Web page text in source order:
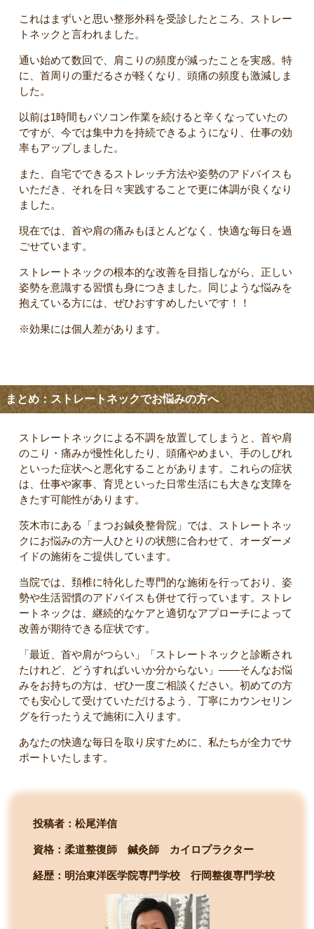
これはまずいと思い整形外科を受診したところ、ストレー
トネックと言われました。
通い始めて数回で、肩こりの頻度が減ったことを実感。特
に、首周りの重だるさが軽くなり、頭痛の頻度も激減しま
した。
以前は1時間もパソコン作業を続けると辛くなっていたの
ですが、今では集中力を持続できるようになり、仕事の効
率もアップしました。
また、自宅でできるストレッチ方法や姿勢のアドバイスも
いただき、それを日々実践することで更に体調が良くなり
ました。
現在では、首や肩の痛みもほとんどなく、快適な毎日を過
ごせています。
ストレートネックの根本的な改善を目指しながら、正しい
姿勢を意識する習慣も身につきました。同じような悩みを
抱えている方には、ぜひおすすめしたいです！！
※効果には個人差があります。
まとめ：ストレートネックでお悩みの方へ
ストレートネックによる不調を放置してしまうと、首や肩
のこり・痛みが慢性化したり、頭痛やめまい、手のしびれ
といった症状へと悪化することがあります。これらの症状
は、仕事や家事、育児といった日常生活にも大きな支障を
きたす可能性があります。
茨木市にある「まつお鍼灸整骨院」では、ストレートネッ
クにお悩みの方一人ひとりの状態に合わせて、オーダーメ
イドの施術をご提供しています。
当院では、頚椎に特化した専門的な施術を行っており、姿
勢や生活習慣のアドバイスも併せて行っています。ストレ
ートネックは、継続的なケアと適切なアプローチによって
改善が期待できる症状です。
「最近、首や肩がつらい」「ストレートネックと診断され
たけれど、どうすればいいか分からない」——そんなお悩
みをお持ちの方は、ぜひ一度ご相談ください。初めての方
でも安心して受けていただけるよう、丁寧にカウンセリン
グを行ったうえで施術に入ります。
あなたの快適な毎日を取り戻すために、私たちが全力でサ
ポートいたします。
投稿者：松尾洋信
資格：柔道整復師 鍼灸師 カイロプラクター
経歴：明治東洋医学院専門学校 行岡整復専門学校